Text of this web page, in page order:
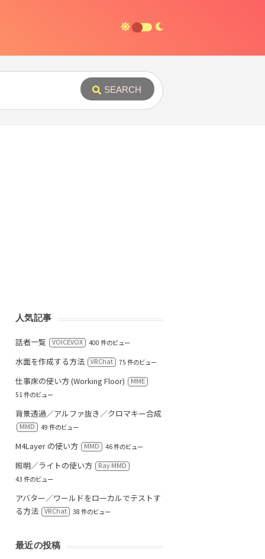
SEARCH
人気記事
話者一覧 VOICEVOX 400 件のビュー
水面を作成する方法 VRChat 75 件のビュー
仕事床の使い方 (Working Floor)
MME
51 件のビュー
背景透過／アルファ抜き／クロマキー合成
MMD 49 件のビュー
M4Layer の使い方 MMD 46 件のビュー
照明／ライトの使い方
Ray MMD
43 件のビュー
アバター／ワールドをローカルでテストす
る方法
VRChat 38 件のビュー
最近の投稿